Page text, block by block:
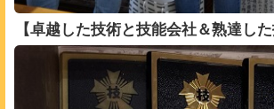
【卓越した技術と技能会社＆熟達した